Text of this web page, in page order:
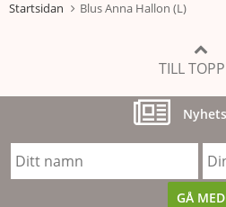
Startsidan Blus Anna Hallon (L)
TILL